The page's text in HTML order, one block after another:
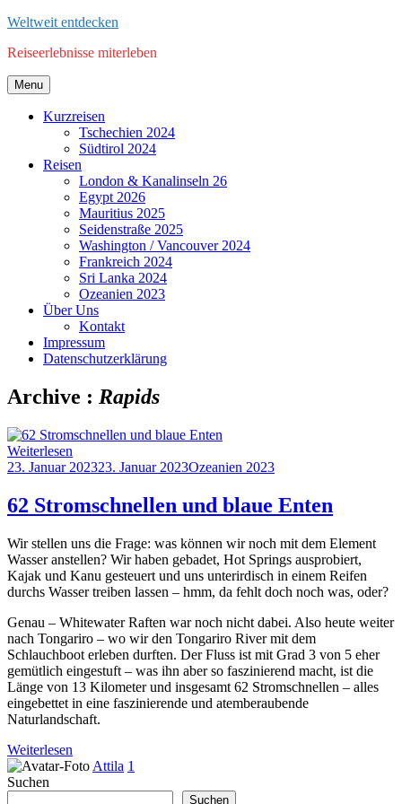
Skip
content
Weltweit entdecken
Reiseerlebnisse miterleben
Menu
Kurzreisen
Tschechien 2024
Südtirol 2024
Reisen
London & Kanalinseln 26
Egypt 2026
Mauritius 2025
Seidenstraße 2025
Washington / Vancouver 2024
Frankreich 2024
Sri Lanka 2024
Ozeanien 2023
Über Uns
Kontakt
Impressum
Datenschutzerklärung
Archive : Rapids
Weiterlesen
23. Januar 202323. Januar 2023Ozeanien 2023
62 Stromschnellen und blaue Enten
Wir stellen uns die Frage: was können wir noch mit dem Element
Wasser anstellen? Wir haben gebadet, Hot Springs ausprobiert,
Kajak und Kanu gesteuert und uns unterirdisch in einem Reifen
durchs Wasser treiben lassen – hmm, da fehlt doch noch was, oder?
Genau – Whitewater Raften war noch nicht dabei. Also heute weiter
nach Tongariro – wo wir den Tongariro River mit dem
Schlauchboot erleben durften. Der Fluss ist mit Grad 3 von 5 eher
gemütlich eingestuft – was ihn aber so faszinierend macht, ist die
Länge von 13 Kilometer und insgesamt 62 Stromschnellen – alles
eingebettet in eine faszinierende und atemberaubende
Naturlandschaft.
Weiterlesen
Attila 1
Suchen
Suchen